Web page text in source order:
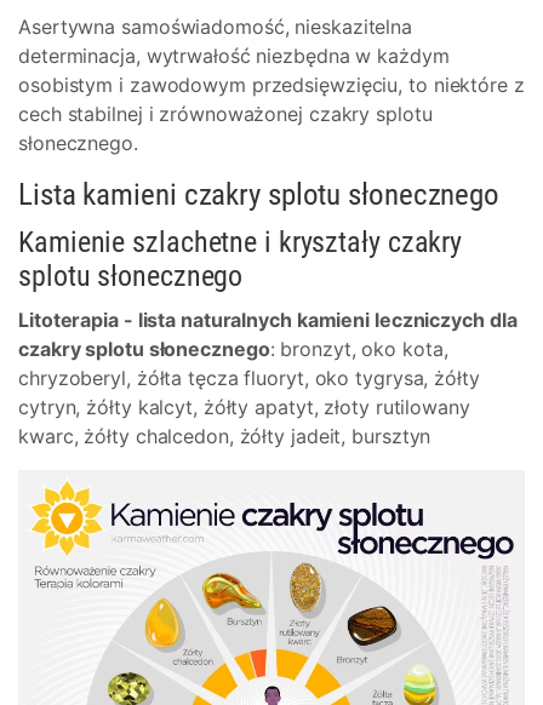
Asertywna samoświadomość, nieskazitelna
determinacja, wytrwałość niezbędna w każdym
osobistym i zawodowym przedsięwzięciu, to niektóre z
cech stabilnej i zrównoważonej czakry splotu
słonecznego.
Lista kamieni czakry splotu słonecznego
Kamienie szlachetne i kryształy czakry
splotu słonecznego
Litoterapia - lista naturalnych kamieni leczniczych dla
czakry splotu słonecznego: bronzyt, oko kota,
chryzoberyl, żółta tęcza fluoryt, oko tygrysa, żółty
cytryn, żółty kalcyt, żółty apatyt, złoty rutilowany
kwarc, żółty chalcedon, żółty jadeit, bursztyn